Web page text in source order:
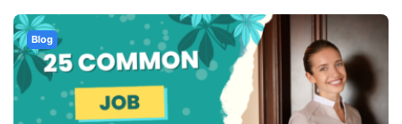
Blog